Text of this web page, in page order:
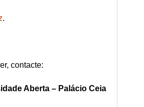
.
contacte:
Aberta – Palácio Ceia